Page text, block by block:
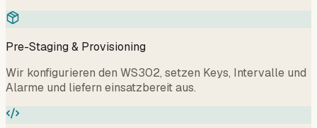
Pre-Staging & Provisioning
Wir konfigurieren den WS302, setzen Keys, Intervalle und
Alarme und liefern einsatzbereit aus.